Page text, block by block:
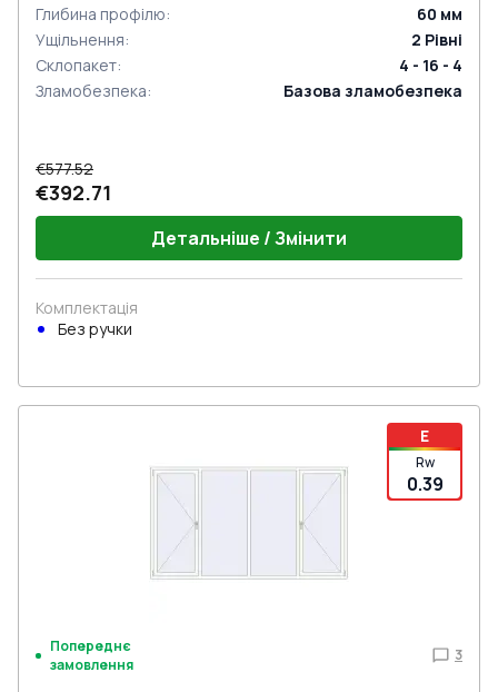
Глибина профілю: 60 мм
Ущільнення: 2 Рівні
Склопакет:
4 - 16 - 4
Зламобезпека: Базова зламобезпека
€577.52
€392.71
Детальніше / Змінити
Комплектація
Без ручки
E
Rw
0.39
Попереднє
замовлення
3